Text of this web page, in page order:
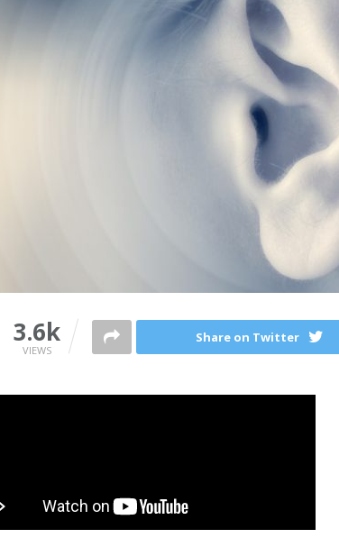
3.6k
VIEWS
Share on Twitter